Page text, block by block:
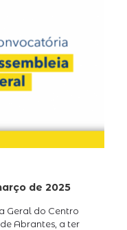
de 2025
Geral do Centro
Abrantes, a ter